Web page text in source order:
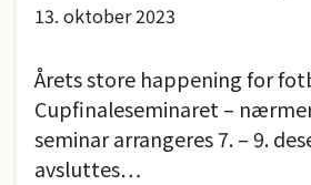
13. oktober 2023
Årets store happening for
Cupfinaleseminaret –
seminar arrangeres 7. – 9.
avsluttes…